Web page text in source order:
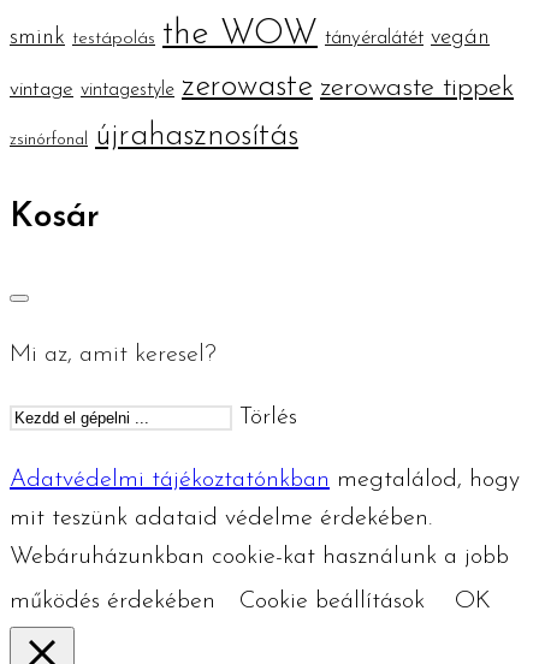
smink testápolás the WOW tányéralátét vegán
vintage vintagestyle zerowaste zerowaste tippek
zsinórfonal újrahasznosítás
Kosár
Mi az, amit keresel?
Törlés
Adatvédelmi tájékoztatónkban megtalálod, hogy
mit teszünk adataid védelme érdekében.
Webáruházunkban cookie-kat használunk a jobb
működés érdekében
Cookie beállítások OK